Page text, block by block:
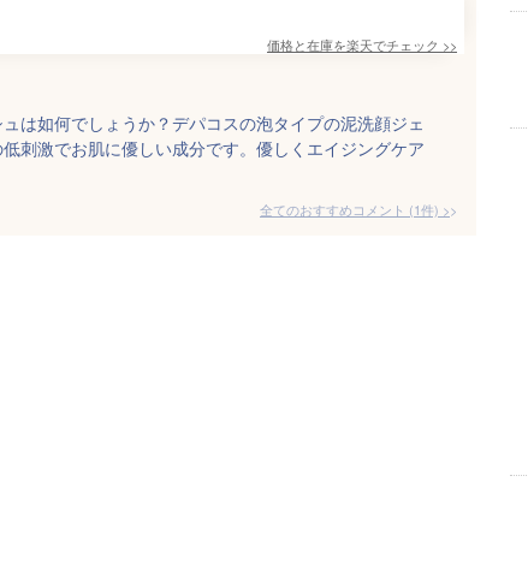
価格と在庫を楽天でチェック >>
は如何でしょうか？デパコスの泡タイプの泥洗顔ジェ
刺激でお肌に優しい成分です。優しくエイジングケア
全てのおすすめコメント (1件) >